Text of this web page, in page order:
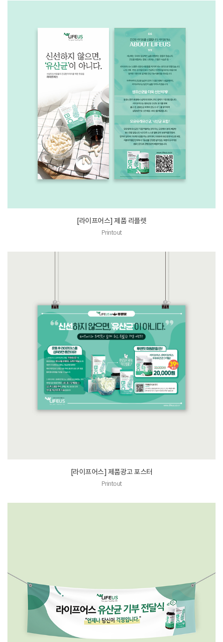
[라이프어스] 제품 리플렛
Printout
[라이프어스] 제품광고 포스터
Printout